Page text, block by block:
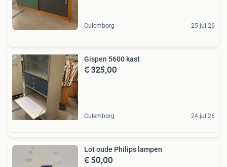
Culemborg 25 jul 26
Gispen 5600 kast
€ 325,00
Culemborg 24 jul 26
Lot oude Philips lampen
€ 50,00